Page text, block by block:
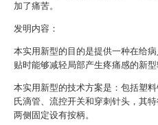
加了痛苦。
发明内容：
本实用新型的目的是提供一种在给
贴时能够减轻局部产生疼痛感的新型
本实用新型的技术方案是：包括塑
氏滴管、流控开关和穿刺针头，其
两侧固定设有按柄。